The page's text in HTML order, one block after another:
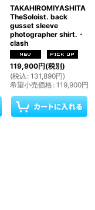
TAKAHIROMIYASHITA
TheSoloist. back
gusset sleeve
photographer shirt.・
clash
119,900円(税別)
(税込 : 131,890円)
希望小売価格: 119,900円